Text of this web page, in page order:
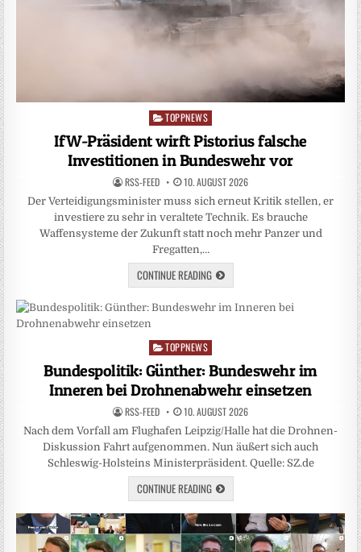
Posted
TOPPNEWS
IfW-Präsident wirft Pistorius falsche
Investitionen in Bundeswehr vor
RSS-FEED 10. AUGUST 2026
Der Verteidigungsminister muss sich erneut Kritik stellen, er
investiere zu sehr in veraltete Technik. Es brauche
Waffensysteme der Zukunft statt noch mehr Panzer und
Fregatten,…
CONTINUE READING
Posted
in
TOPPNEWS
Bundespolitik: Günther: Bundeswehr im
Inneren bei Drohnenabwehr einsetzen
RSS-FEED 10. AUGUST 2026
Nach dem Vorfall am Flughafen Leipzig/Halle hat die Drohnen-
Diskussion Fahrt aufgenommen. Nun äußert sich auch
Schleswig-Holsteins Ministerpräsident. Quelle: SZ.de
CONTINUE READING